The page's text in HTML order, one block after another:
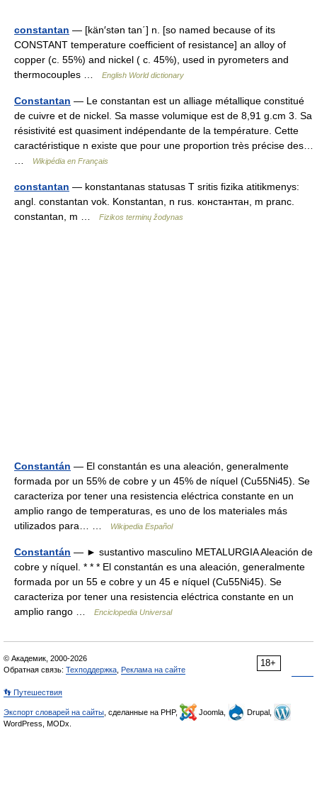
constantan — [kän′stən tan΄] n. [so named because of its
CONSTANT temperature coefficient of resistance] an alloy of
copper (c. 55%) and nickel ( c. 45%), used in pyrometers and
thermocouples …
English World dictionary
Constantan — Le constantan est un alliage métallique constitué
de cuivre et de nickel. Sa masse volumique est de 8,91 g.cm 3. Sa
résistivité est quasiment indépendante de la température. Cette
caractéristique n existe que pour une proportion très précise des…
Wikipédia en Français
constantan — konstantanas statusas T sritis fizika atitikmenys:
angl. constantan vok. Konstantan, n rus. константан, m pranc.
constantan, m …
Fizikos terminų žodynas
Constantán — El constantán es una aleación, generalmente
formada por un 55% de cobre y un 45% de níquel (Cu55Ni45). Se
caracteriza por tener una resistencia eléctrica constante en un
amplio rango de temperaturas, es uno de los materiales más
utilizados para… …
Wikipedia Español
Constantán — ► sustantivo masculino METALURGIA Aleación de
cobre y níquel. * * * El constantán es una aleación, generalmente
formada por un 55 e cobre y un 45 e níquel (Cu55Ni45). Se
caracteriza por tener una resistencia eléctrica constante en un
amplio rango …
Enciclopedia Universal
18+
© Академик, 2000-2026
Обратная связь: Техподдержка Реклама на сайте
👣 Путешествия
Экспорт словарей на сайты , сделанные на PHP, Joomla,
Drupal,
WordPress, MODx.